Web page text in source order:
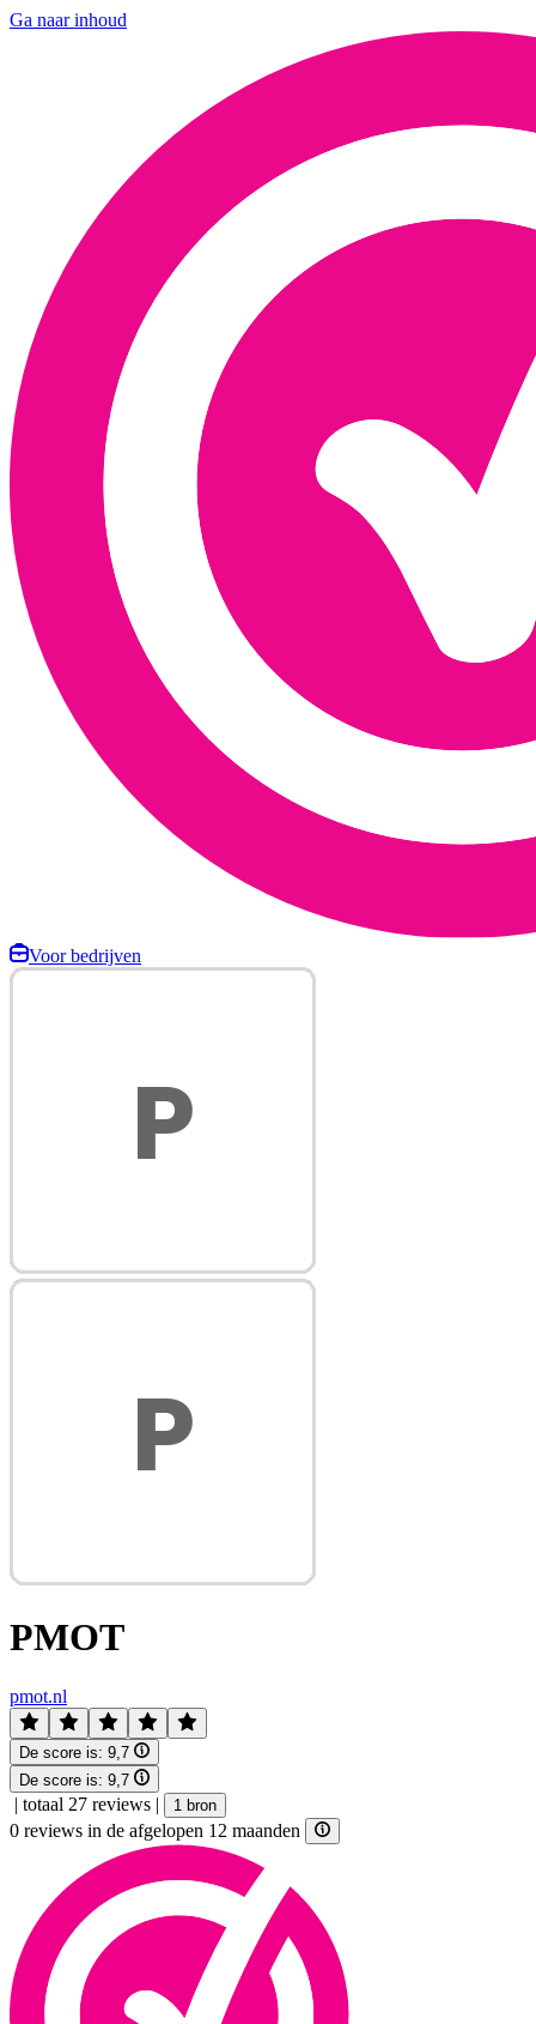
Ga naar inhoud
Voor bedrijven
PMOT
pmot.nl
De score is: 9,7
De score is: 9,7
| totaal 27 reviews | 1 bron
0 reviews in de afgelopen 12 maanden